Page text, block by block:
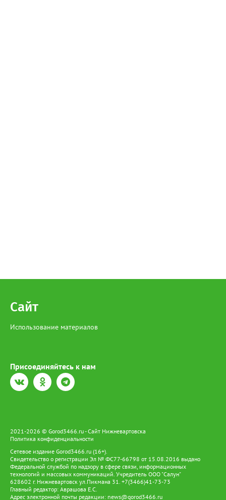
Сайт
Использование материалов
Присоединяйтесь к нам
2021-2026 © Gorod3466.ru - Сайт Нижневартовска
Политика конфиденциальности
Сетевое издание Gorod3466.ru (16+).
Свидетельство о регистрации Эл № ФС77-66798 от 15.08.2016 выдано
Федеральной службой по надзору в сфере связи, информационных
технологий и массовых коммуникаций. Учредитель ООО "Салун"
628602 г. Нижневартовск ул.Пикмана 31. +7(3466)41-73-73
Главный редактор: Аврашова Е.С.
Адрес электронной почты редакции: news@gorod3466.ru